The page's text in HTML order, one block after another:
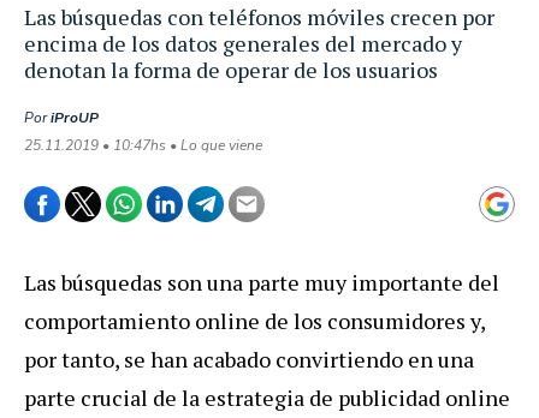
Las búsquedas con teléfonos móviles crecen por
encima de los datos generales del mercado y
denotan la forma de operar de los usuarios
PoriProUP
25.11.2019 • 10:47hs • Lo que viene
Las búsquedas son una parte muy importante del
comportamiento online de los consumidores y,
por tanto, se han acabado convirtiendo en una
parte crucial de la estrategia de publicidad online